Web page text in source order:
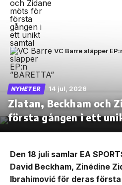
VC Barre släpper
NYHETER 14 jul, 2026
Zlatan, Beckham och
första gången i ett
Den 18 juli samlar EA
David Beckham, Zinédine
Ibrahimović för deras